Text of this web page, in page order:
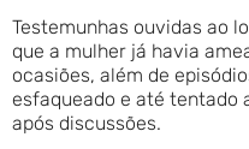
Testemunhas ouvidas ao
que a mulher já havia
ocasiões, além de
esfaqueado e até tentado
após discussões.